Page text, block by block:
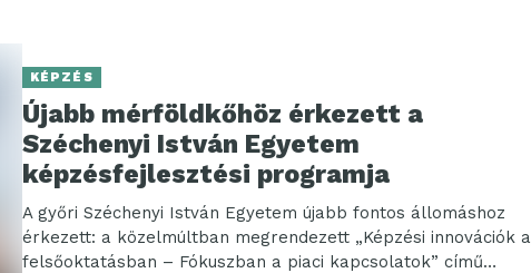
KÉPZÉS
Újabb mérföldkőhöz érkezett a
Széchenyi István Egyetem
képzésfejlesztési programja
A győri Széchenyi István Egyetem újabb fontos állomáshoz
érkezett: a közelmúltban megrendezett „Képzési innovációk a
felsőoktatásban – Fókuszban a piaci kapcsolatok” című